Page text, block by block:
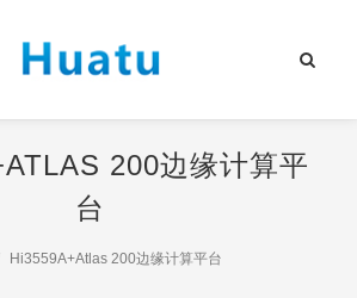
200边缘计算平
台
Hi3559A+Atlas 200边缘计算平台